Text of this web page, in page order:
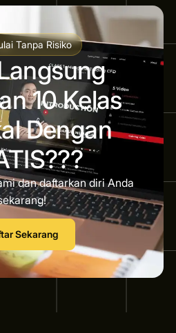
Tanpa Risiko
10 Kelas
Dengan
dan daftarkan diri Anda
Sekarang